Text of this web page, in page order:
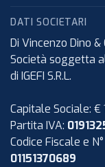
DATI SOCIETARI
Di Vincenzo Dino &
Società soggetta
di IGEFI S.R.L.
Capitale Sociale: €
Partita IVA:
Codice Fiscale e
01151370689